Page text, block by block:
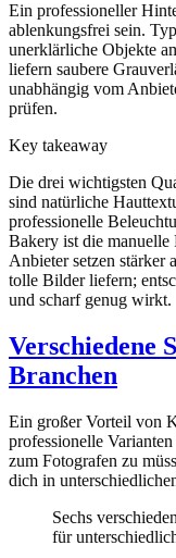
Ein professioneller
ablenkungsfrei sein.
unerklärliche Objekte
liefern saubere
unabhängig vom
prüfen.
Key takeaway
Die drei wichtigsten
sind natürliche
professionelle
Bakery ist die
Anbieter setzen stärker
tolle Bilder liefern;
und scharf genug wirkt.
Verschiedene
Branchen
Ein großer Vorteil von
professionelle
zum Fotografen zu
dich in
Sechs
für